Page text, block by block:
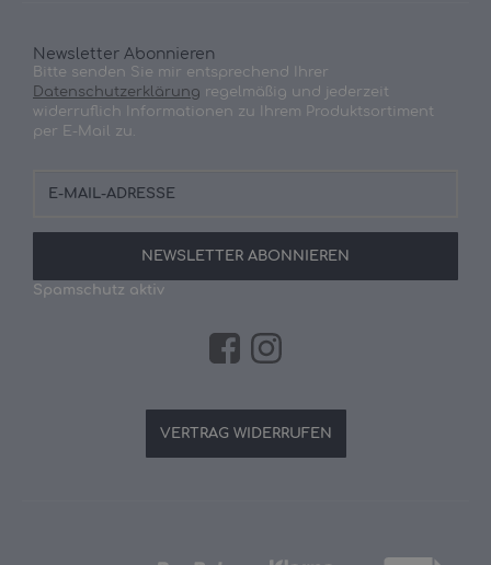
Newsletter Abonnieren
Bitte senden Sie mir entsprechend Ihrer
Datenschutzerklärung regelmäßig und jederzeit
widerruflich Informationen zu Ihrem Produktsortiment
per E-Mail zu.
Mail-
NEWSLETTER ABONNIEREN
Spamschutz aktiv
VERTRAG WIDERRUFEN